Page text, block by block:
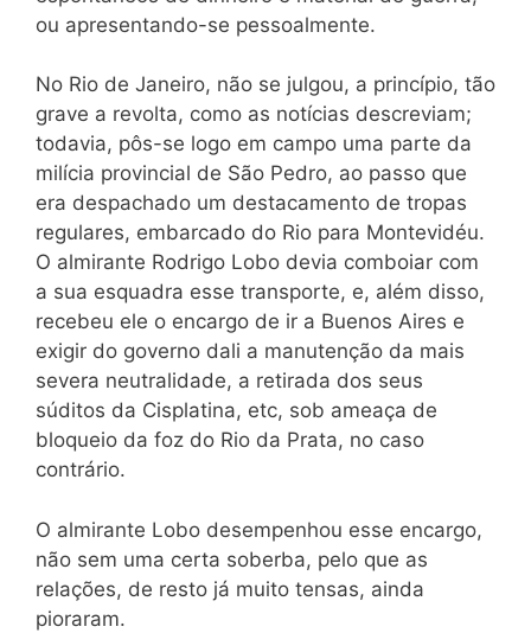
ou apresentando-se pessoalmente.
No Rio de Janeiro, não se julgou, a princípio, tão
grave a revolta, como as notícias descreviam;
todavia, pôs-se logo em campo uma parte da
milícia provincial de São Pedro, ao passo que
era despachado um destacamento de tropas
regulares, embarcado do Rio para Montevidéu.
O almirante Rodrigo Lobo devia comboiar com
a sua esquadra esse transporte, e, além disso,
recebeu ele o encargo de ir a Buenos Aires e
exigir do governo dali a manutenção da mais
severa neutralidade, a retirada dos seus
súditos da Cisplatina, etc, sob ameaça de
bloqueio da foz do Rio da Prata, no caso
contrário.
O almirante Lobo desempenhou esse encargo,
não sem uma certa soberba, pelo que as
relações, de resto já muito tensas, ainda
pioraram.